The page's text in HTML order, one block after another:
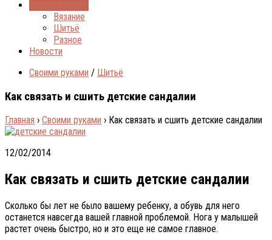
Вязание
Шитьё
Разное
Новости
Своими руками / Шитьё
Как связать и сшить детские сандалии
Главная › Своими руками › Как связать и сшить детские сандалии
12/02/2014
Как связать и сшить детские сандалии
Сколько бы лет не было вашему ребенку, а обувь для него
останется навсегда вашей главной проблемой. Нога у малышей
растет очень быстро, но и это еще не самое главное.